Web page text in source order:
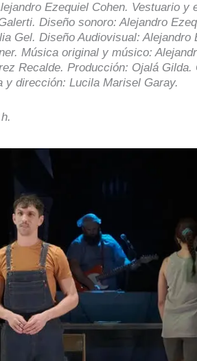
Ezequiel Cohen. Vestuario y
Diseño sonoro: Alejandro
Gel. Diseño Audiovisual: Alejandro
Música original y músico:
Recalde. Producción: Ojalá Gilda.
y dirección: Lucila Marisel Garay.